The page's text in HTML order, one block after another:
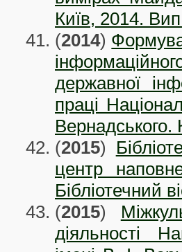
Київ, 2014.
(2014)
державної
праці
(2015)
центр
Бібліотечний
(2015)
діяльності